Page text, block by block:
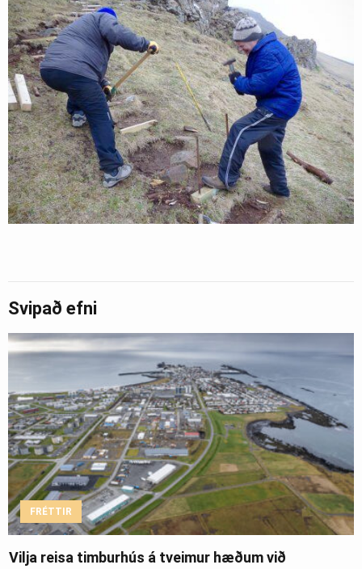
Svipað efni
FRÉTTIR
Vilja reisa timburhús á tveimur hæðum við